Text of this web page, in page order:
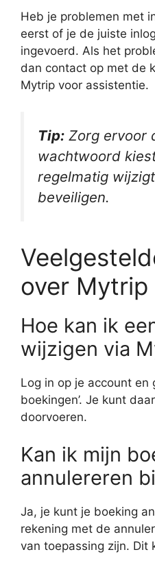
Heb je problemen met
eerst of je de juiste
ingevoerd. Als het
dan contact op met de
Mytrip voor assistentie.
Tip: Zorg ervoor
wachtwoord
regelmatig
beveiligen.
over Mytrip
Hoe kan ik
wijzigen via
Log in op je account en
boekingen’. Je kunt
doorvoeren.
Kan ik mijn
annulereren
Ja, je kunt je boeking
rekening met de
van toepassing zijn. Dit